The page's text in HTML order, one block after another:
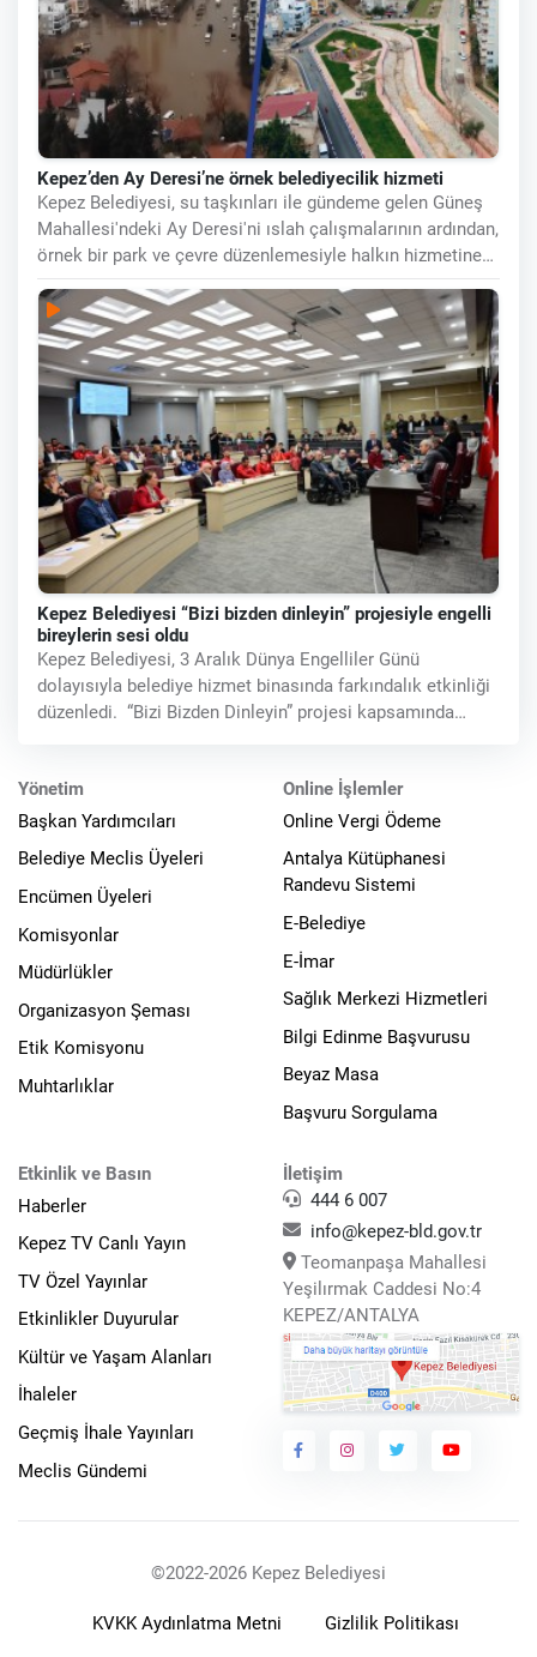
Kepez’den Ay Deresi’ne örnek belediyecilik hizmeti
Kepez Belediyesi, su taşkınları ile gündeme gelen Güneş
Mahallesi'ndeki Ay Deresi'ni ıslah çalışmalarının ardından,
örnek bir park ve çevre düzenlemesiyle halkın hizmetine
sundu.
Kepez Belediyesi “Bizi bizden dinleyin” projesiyle engelli
bireylerin sesi oldu
Kepez Belediyesi, 3 Aralık Dünya Engelliler Günü
dolayısıyla belediye hizmet binasında farkındalık etkinliği
düzenledi. “Bizi Bizden Dinleyin” projesi kapsamında
Yönetim
Başkan Yardımcıları
Belediye Meclis Üyeleri
Encümen Üyeleri
Komisyonlar
Müdürlükler
Organizasyon Şeması
Etik Komisyonu
Muhtarlıklar
Online İşlemler
Online Vergi Ödeme
Antalya Kütüphanesi
Randevu Sistemi
E-Belediye
E-İmar
Sağlık Merkezi Hizmetleri
Bilgi Edinme Başvurusu
Beyaz Masa
Başvuru Sorgulama
Etkinlik ve Basın
Haberler
Kepez TV Canlı Yayın
TV Özel Yayınlar
Etkinlikler Duyurular
Kültür ve Yaşam Alanları
İhaleler
Geçmiş İhale Yayınları
Meclis Gündemi
İletişim
444 6 007
info@kepez-bld.gov.tr
Teomanpaşa Mahallesi
Yeşilırmak Caddesi No:4
KEPEZ/ANTALYA
©2022-2026 Kepez Belediyesi
KVKK Aydınlatma Metni Gizlilik Politikası